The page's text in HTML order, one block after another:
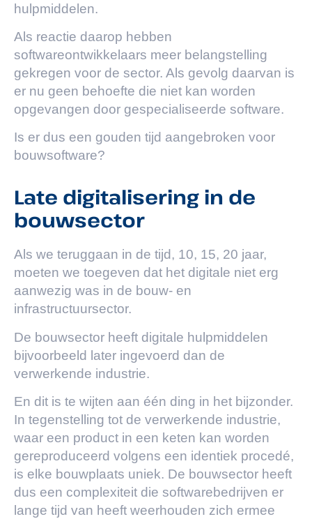
hulpmiddelen.
Als reactie daarop hebben
softwareontwikkelaars meer belangstelling
gekregen voor de sector. Als gevolg daarvan is
er nu geen behoefte die niet kan worden
opgevangen door gespecialiseerde software.
Is er dus een gouden tijd aangebroken voor
bouwsoftware?
Late digitalisering in de
bouwsector
Als we teruggaan in de tijd, 10, 15, 20 jaar,
moeten we toegeven dat het digitale niet erg
aanwezig was in de bouw- en
infrastructuursector.
De bouwsector heeft digitale hulpmiddelen
bijvoorbeeld later ingevoerd dan de
verwerkende industrie.
En dit is te wijten aan één ding in het bijzonder.
In tegenstelling tot de verwerkende industrie,
waar een product in een keten kan worden
gereproduceerd volgens een identiek procedé,
is elke bouwplaats uniek. De bouwsector heeft
dus een complexiteit die softwarebedrijven er
lange tijd van heeft weerhouden zich ermee